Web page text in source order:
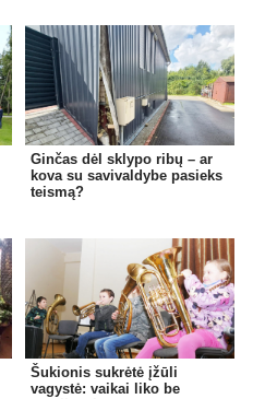
Ginčas dėl sklypo ribų – ar
kova su savivaldybe pasieks
teismą?
Šukionis sukrėtė įžūli
vagystė: vaikai liko be